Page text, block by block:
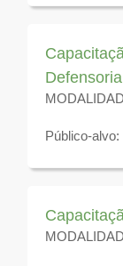
Disponível
Público-
Pública do
Disponível
2026